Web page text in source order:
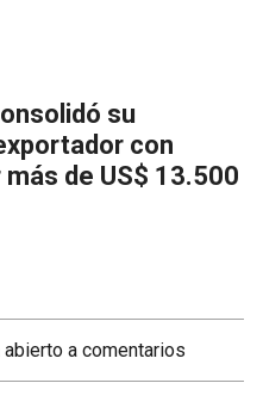
su
con
de US$ 13.500
a comentarios